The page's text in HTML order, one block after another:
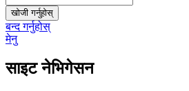
खोजी गर्नुहोस्
बन्द गर्नुहोस्
मेनु
साइट नेभिगेसन